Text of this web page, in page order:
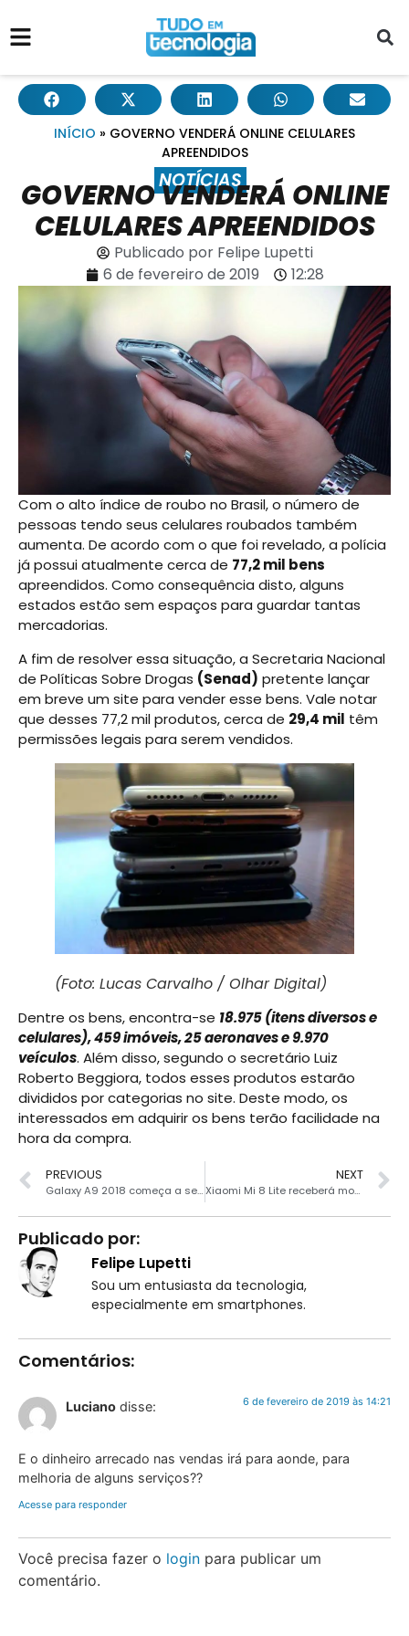
INÍCIO » GOVERNO VENDERÁ ONLINE CELULARES
APREENDIDOS
NOTÍCIAS
GOVERNO VENDERÁ ONLINE
CELULARES APREENDIDOS
Publicado porFelipe Lupetti
6 de fevereiro de 2019
12:28
Com o alto índice de roubo no Brasil, o número de
pessoas tendo seus celulares roubados também
aumenta. De acordo com o que foi revelado, a polícia
já possui atualmente cerca de 77,2 mil bens
apreendidos. Como consequência disto, alguns
estados estão sem espaços para guardar tantas
mercadorias.
A fim de resolver essa situação, a Secretaria Nacional
de Políticas Sobre Drogas (Senad) pretente lançar
em breve um site para vender esse bens. Vale notar
que desses 77,2 mil produtos, cerca de 29,4 mil têm
permissões legais para serem vendidos.
(Foto: Lucas Carvalho / Olhar Digital)
Dentre os bens, encontra-se 18.975 (itens diversos e
celulares), 459 imóveis, 25 aeronaves e 9.970
veículos. Além disso, segundo o secretário Luiz
Roberto Beggiora, todos esses produtos estarão
divididos por categorias no site. Deste modo, os
interessados em adquirir os bens terão facilidade na
hora da compra.
PREVIOUS
Galaxy A9 2018 começa a ser vendido em lojas de varejo
NEXT
Xiaomi Mi 8 Lite receberá modo noturno do Mi Mix 3
Publicado por:
Felipe Lupetti
Sou um entusiasta da tecnologia,
especialmente em smartphones.
Comentários:
Luciano disse: 6 de fevereiro de 2019 às 14:21
E o dinheiro arrecado nas vendas irá para aonde, para
melhoria de alguns serviços??
Acesse para responder
Você precisa fazer o login para publicar um
comentário.